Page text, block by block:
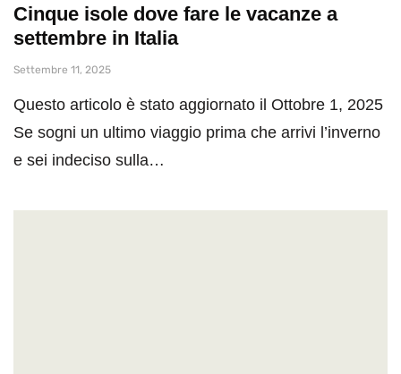
Cinque isole dove fare le vacanze a
settembre in Italia
Settembre 11, 2025
Questo articolo è stato aggiornato il Ottobre 1, 2025
Se sogni un ultimo viaggio prima che arrivi l’inverno
e sei indeciso sulla…